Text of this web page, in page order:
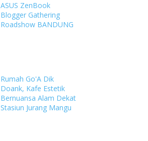
ASUS ZenBook
Blogger Gathering
Roadshow BANDUNG
Rumah Go'A Dik
Doank, Kafe Estetik
Bernuansa Alam Dekat
Stasiun Jurang Mangu